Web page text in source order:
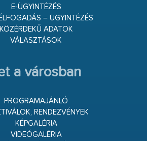
E-ÜGYINTÉZÉS
– ÜGYINTÉZÉS
KÖZÉRDEKŰ ADATOK
VÁLASZTÁSOK
a városban
PROGRAMAJÁNLÓ
RENDEZVÉNYEK
KÉPGALÉRIA
VIDEÓGALÉRIA